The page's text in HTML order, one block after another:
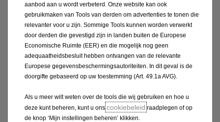
Een overnameaanbod in enkele minuten
Geen engagement van uw kant
aanbod aan u wordt verbeterd. Onze website kan ook
gebruikmaken van Tools van derden om advertenties te tonen die
relevanter voor u zijn. Sommige Tools kunnen worden verwerkt
door derden die gevestigd zijn in landen buiten de Europese
Economische Ruimte (EER) en die mogelijk nog geen
adequaatheidsbesluit hebben ontvangen van de relevante
Europese gegevensbeschermingsautoriteiten. In dit geval is de
doorgifte gebaseerd op uw toestemming (Art. 49.1a AVG).
Als u meer wilt weten over de tools die wij gebruiken en hoe u
deze kunt beheren, kunt u ons cookiebeleid raadplegen of op
de knop ‘Mijn instellingen beheren’ klikken.